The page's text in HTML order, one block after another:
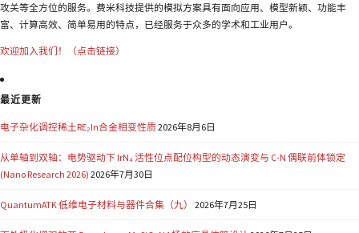
攻关等全方位的服务。费米科技提供的模拟方案具有面向应用、模型新颖、功能丰
富、计算高效、简单易用的特点，已经服务于众多的学术和工业用户。
欢迎加入我们！（点击链接）
最近更新
电子杂化调控稀土RE₂In合金相变性质2026年8月6日
从单轴到双轴：电势驱动下 IrN₄ 活性位点配位构型的动态演变与 C-N 偶联前体锁定
(Nano Research 2026) 2026年7月30日
QuantumATK 低维电子材料与器件合集（九） 2026年7月25日